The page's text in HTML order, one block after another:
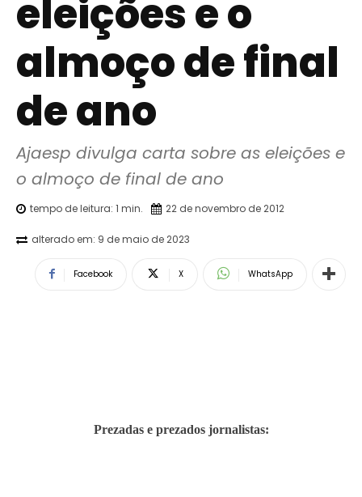
eleições e o
almoço de final
de ano
Ajaesp divulga carta sobre as eleições e
o almoço de final de ano
tempo de leitura: 1 min. 22 de novembro de 2012
alterado em: 9 de maio de 2023
Facebook X WhatsApp
Prezadas e prezados jornalistas: